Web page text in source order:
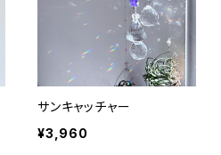
サンキャッチャー
¥3,960